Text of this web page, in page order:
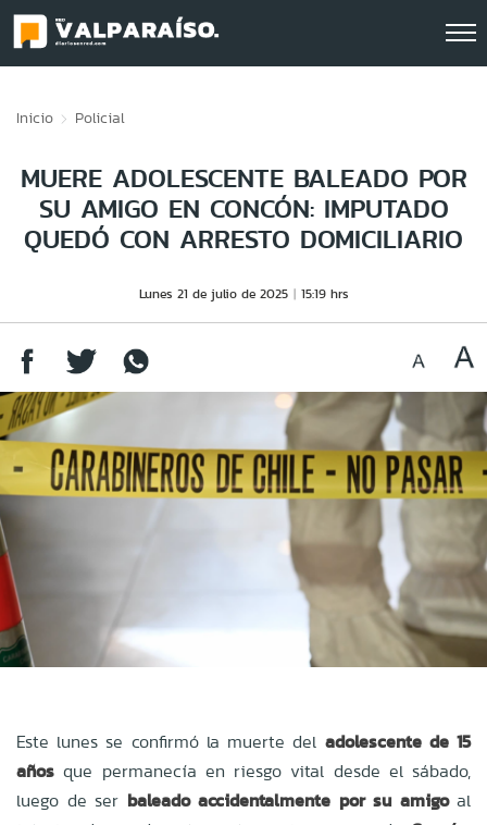
Inicio Policial
MUERE ADOLESCENTE BALEADO POR
SU AMIGO EN CONCÓN: IMPUTADO
QUEDÓ CON ARRESTO DOMICILIARIO
Lunes 21 de julio de 2025 15:19 hrs
Este lunes se confirmó la muerte del adolescente de 15
años que permanecía en riesgo vital desde el sábado,
luego de ser baleado accidentalmente por su amigoal